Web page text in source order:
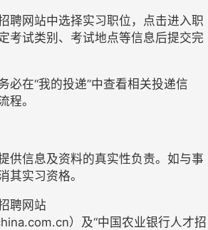
聘网站中选择实习职位，点击进入职
考试类别、考试地点等信息后提交完
必在“我的投递”中查看相关投递信
程。
供信息及资料的真实性负责。如与事
其实习资格。
聘网站
）及“中国农业银行人才招